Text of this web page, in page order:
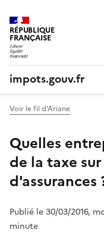
RÉPUBLIQUE
FRANÇAISE
impots.gouv.fr
Voir le fil d'Ariane
Quelles
de la taxe
d'assurances
Publié le 30/03/2016,
minute